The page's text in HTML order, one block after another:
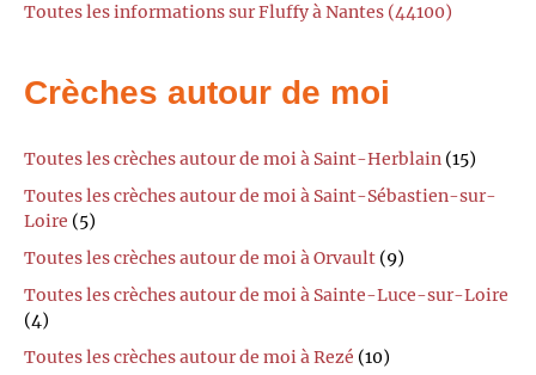
Toutes les informations sur Fluffy à Nantes (44100)
Crèches autour de moi
Toutes les crèches autour de moi à Saint-Herblain (15)
Toutes les crèches autour de moi à Saint-Sébastien-sur-
Loire (5)
Toutes les crèches autour de moi à Orvault (9)
Toutes les crèches autour de moi à Sainte-Luce-sur-Loire
(4)
Toutes les crèches autour de moi à Rezé (10)